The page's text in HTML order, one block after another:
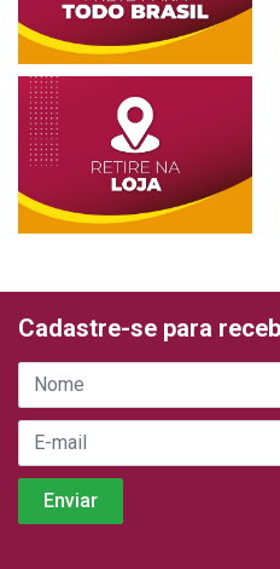
Cadastre-se para